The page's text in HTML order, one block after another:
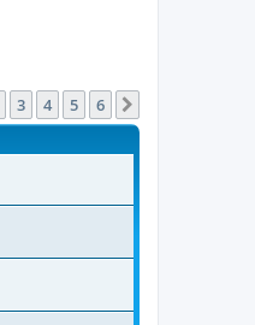
3 4 5 6